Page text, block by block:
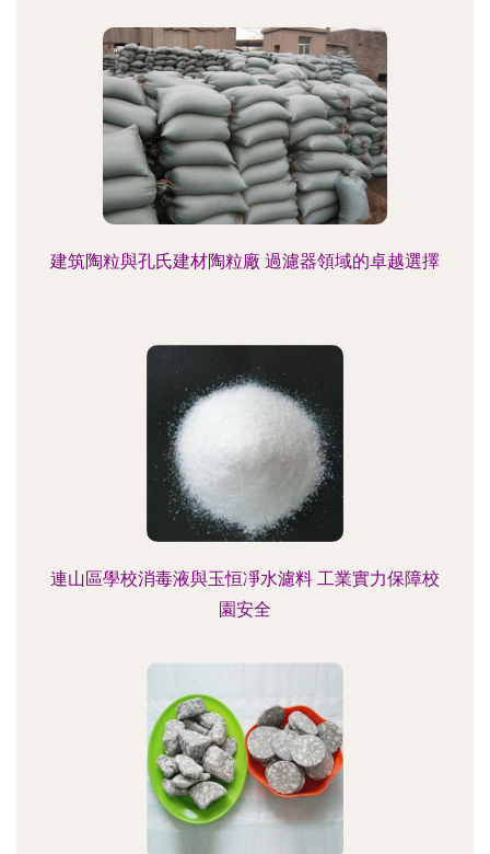
建筑陶粒與孔氏建材陶粒廠 過濾器領域的卓越選擇
連山區學校消毒液與玉恒凈水濾料 工業實力保障校
園安全